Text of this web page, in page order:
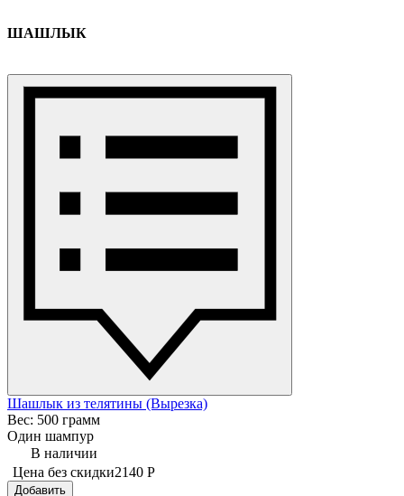
ШАШЛЫК
Шашлык из телятины (Вырезка)
Вес: 500 грамм
Один шампур
В наличии
Цена без скидки2140 Р
Добавить